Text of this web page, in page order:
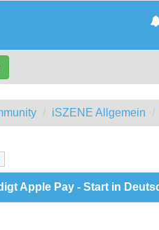
iSZENE Allgemein
Durchschnitt
Apple Pay - Start in